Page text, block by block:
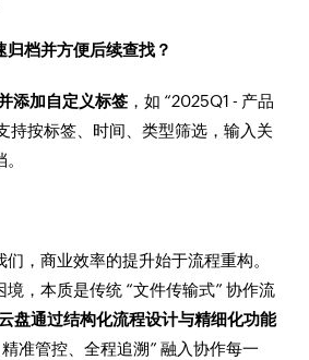
档并方便后续查找？
添加自定义标签 ，如 “2025Q1 - 产品
持按标签、时间、类型筛选，输入关
们，商业效率的提升始于流程重构。
，本质是传统 “文件传输式” 协作流
盘通过结构化流程设计与精细化功能
精准管控、全程追溯” 融入协作每一